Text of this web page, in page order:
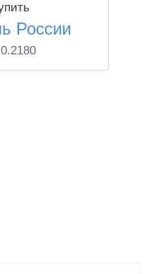
России
0.2180